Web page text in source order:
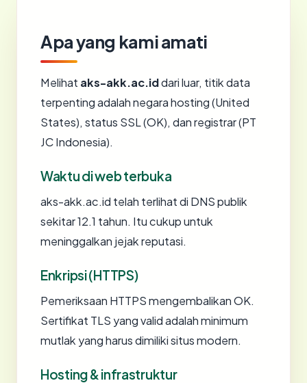
Apa yang kami amati
Melihat aks-akk.ac.iddari luar, titik data
terpenting adalah negara hosting (United
States), status SSL (OK), dan registrar (PT
JC Indonesia).
Waktu di web terbuka
aks-akk.ac.id telah terlihat di DNS publik
sekitar 12.1 tahun. Itu cukup untuk
meninggalkan jejak reputasi.
Enkripsi (HTTPS)
Pemeriksaan HTTPS mengembalikan OK.
Sertifikat TLS yang valid adalah minimum
mutlak yang harus dimiliki situs modern.
Hosting & infrastruktur